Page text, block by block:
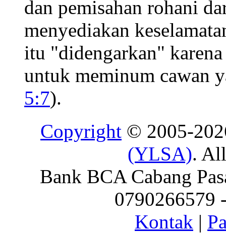
dan pemisahan rohani
menyediakan
itu "didengarkan"
untuk meminum cawan
5:7).
Copyright © 2005-
(YLSA).
Bank BCA Cabang
0790266579
Kontak |